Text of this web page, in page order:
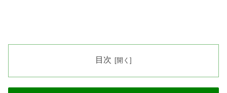
目次